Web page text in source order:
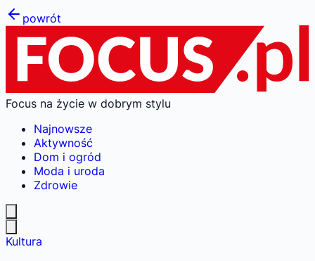
powrót
Focus na życie w dobrym stylu
Najnowsze
Aktywność
Dom i ogród
Moda i uroda
Zdrowie
Kultura